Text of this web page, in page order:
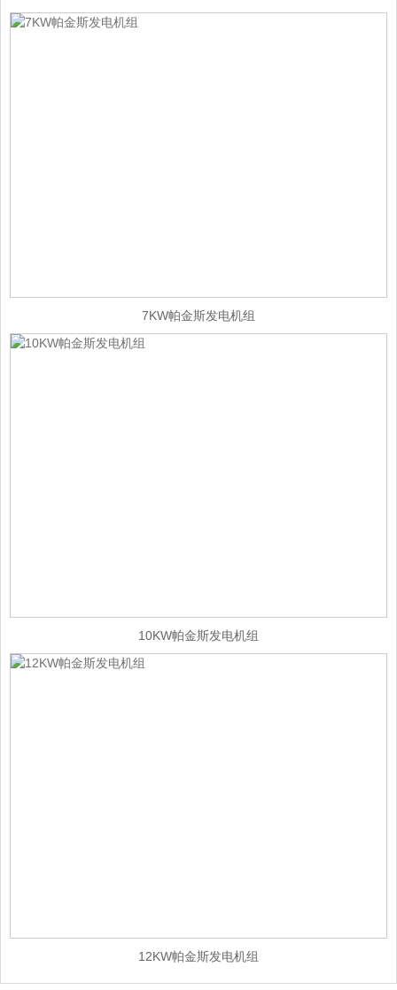
7KW帕金斯发电机组
10KW帕金斯发电机组
12KW帕金斯发电机组